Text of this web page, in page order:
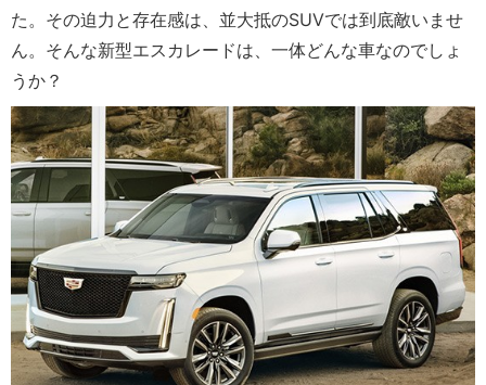
た。その迫力と存在感は、並大抵のSUVでは到底敵いませ
ん。そんな新型エスカレードは、一体どんな車なのでしょ
うか？